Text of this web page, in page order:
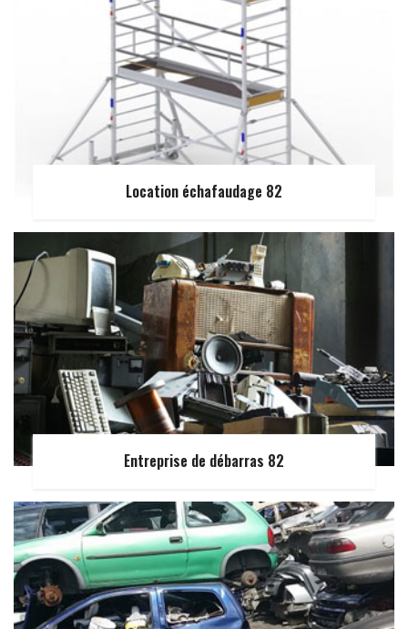
Location échafaudage 82
Entreprise de débarras 82